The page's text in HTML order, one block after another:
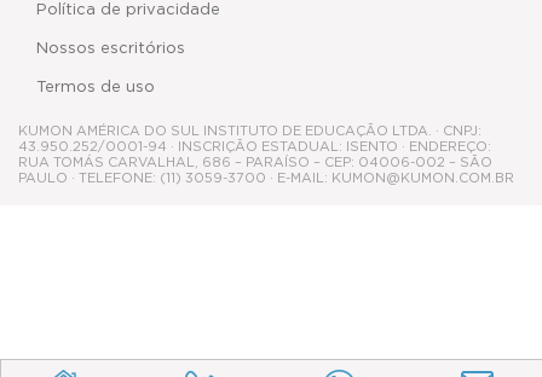
Política de privacidade
Termos de uso
Nossos escritórios
KUMON AMÉRICA DO SUL INSTITUTO DE EDUCAÇÃO LTDA. · CNPJ:
43.950.252/0001-94 · INSCRIÇÃO ESTADUAL: ISENTO · ENDEREÇO:
RUA TOMÁS CARVALHAL, 686 – PARAÍSO – CEP: 04006-002 – SÃO
PAULO · TELEFONE: (11) 3059-3700 · E-MAIL: KUMON@KUMON.COM.BR